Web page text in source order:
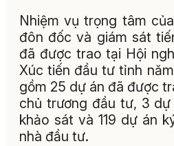
Nhiệm vụ trọng tâm
đôn đốc và giám sát
đã được trao tại Hội
Xúc tiến đầu tư tỉnh
gồm 25 dự án đã được
chủ trương đầu tư, 3
khảo sát và 119 dự án
nhà đầu tư.